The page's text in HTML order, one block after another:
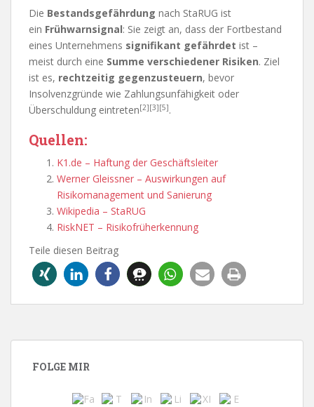
Die Bestandsgefährdung nach StaRUG ist
ein Frühwarnsignal: Sie zeigt an, dass der Fortbestand
eines Unternehmens signifikant gefährdet ist –
meist durch eine Summe verschiedener Risiken. Ziel
ist es, rechtzeitig gegenzusteuern, bevor
Insolvenzgründe wie Zahlungsunfähigkeit oder
Überschuldung eintreten[2][3][5].
Quellen:
K1.de – Haftung der Geschäftsleiter
Werner Gleissner – Auswirkungen auf
Risikomanagement und Sanierung
Wikipedia – StaRUG
RiskNET – Risikofrüherkennung
Teile diesen Beitrag
FOLGE MIR